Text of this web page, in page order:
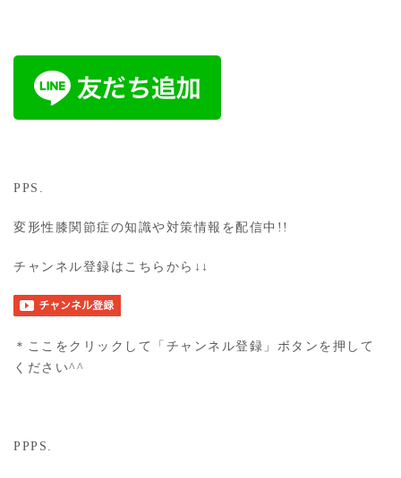
PPS.
変形性膝関節症の知識や対策情報を配信中!!
チャンネル登録はこちらから↓↓
＊ここをクリックして「チャンネル登録」ボタンを押して
ください^^
PPPS.